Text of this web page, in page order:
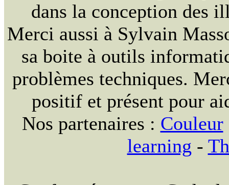
dans la conception des
Merci aussi à Sylvain
sa boite à outils
problèmes techniques.
positif et présent pour
Nos partenaires : Couleur
learning -